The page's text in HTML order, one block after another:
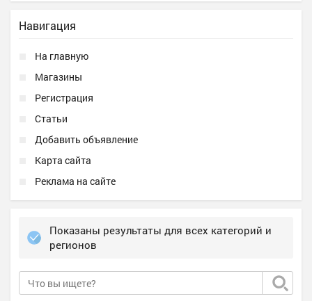
Навигация
На главную
Магазины
Регистрация
Статьи
Добавить объявление
Карта сайта
Реклама на сайте
Показаны результаты для всех категорий и
регионов